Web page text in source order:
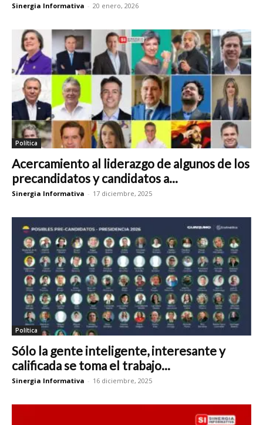
Sinergia Informativa - 20 enero, 2026
Política
Acercamiento al liderazgo de algunos de los
precandidatos y candidatos a...
Sinergia Informativa - 17 diciembre, 2025
Política
Sólo la gente inteligente, interesante y
calificada se toma el trabajo...
Sinergia Informativa - 16 diciembre, 2025